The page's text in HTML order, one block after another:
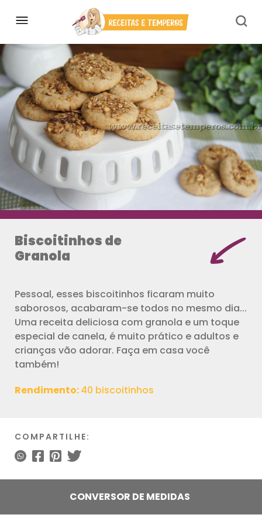
Biscoitinhos de
Granola
Pessoal, esses biscoitinhos ficaram muito
saborosos, acabaram-se todos no mesmo dia...
Uma receita deliciosa com granola e um toque
especial de canela, é muito prático e adultos e
crianças vão adorar. Faça em casa você
também!
Rendimento:40 biscoitinhos
COMPARTILHE:
CONVERSOR DE MEDIDAS